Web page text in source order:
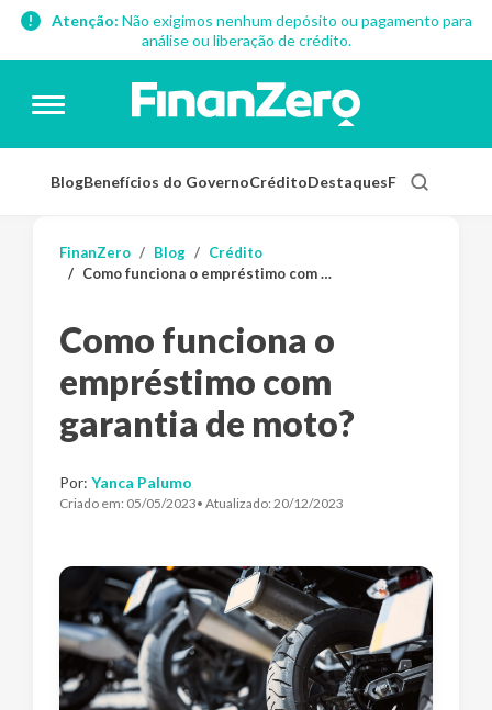
Atenção: Não exigimos nenhum depósito ou pagamento para
análise ou liberação de crédito.
BlogBenefícios do GovernoCréditoDestaquesFinanças
FinanZero Blog
Crédito
Como funciona o empréstimo com garantia de moto?
Como funciona o
empréstimo com
garantia de moto?
Por: Yanca Palumo
Criado em: 05/05/2023• Atualizado: 20/12/2023